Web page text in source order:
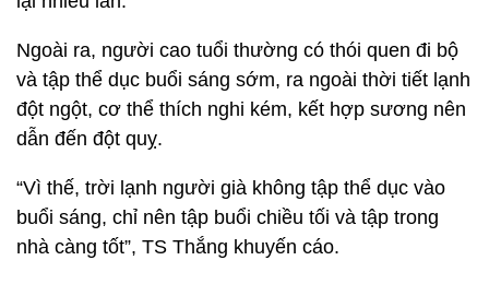
Ngoài ra, người cao tuổi thường có thói quen đi bộ
và tập thể dục buổi sáng sớm, ra ngoài thời tiết lạnh
đột ngột, cơ thể thích nghi kém, kết hợp sương nên
dẫn đến đột quỵ.
“Vì thế, trời lạnh người già không tập thể dục vào
buổi sáng, chỉ nên tập buổi chiều tối và tập trong
nhà càng tốt”, TS Thắng khuyến cáo.